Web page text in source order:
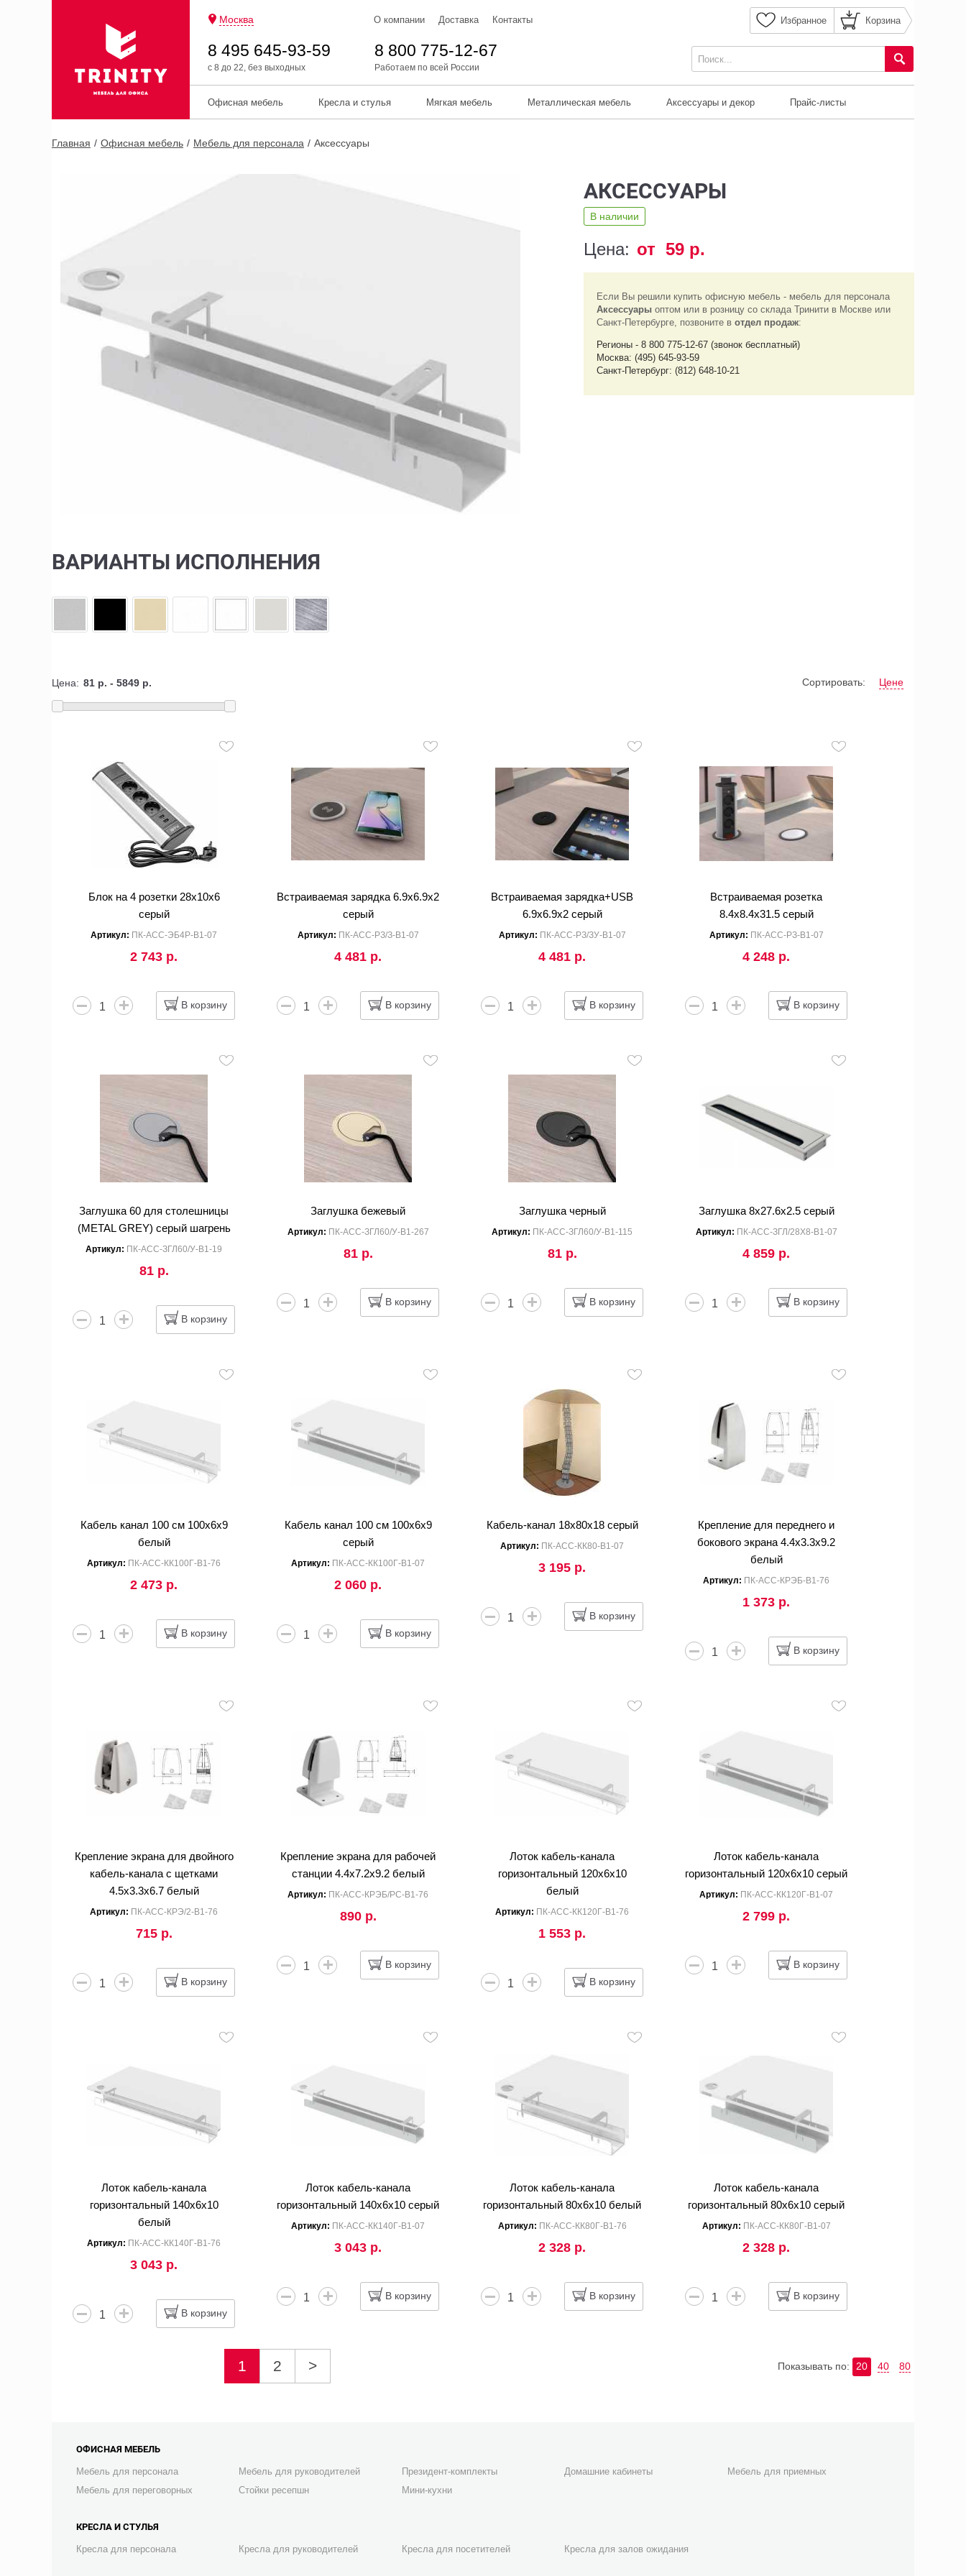
Москва О компании Доставка Контакты Избранное Корзина
8 495 645-93-59
с 8 до 22, без выходных
8 800 775-12-67
Работаем по всей России
Офисная мебель Кресла и стулья Мягкая мебель Металлическая мебель Аксессуары и декор Прайс-листы
Главная Офисная мебель Мебель для персонала Аксессуары
АКСЕССУАРЫ
В наличии
Цена: от 59 р.
Если Вы решили купить офисную мебель - мебель для персонала
Аксессуары оптом или в розницу со склада Тринити в Москве или
Санкт-Петербурге, позвоните в отдел продаж:
Регионы - 8 800 775-12-67 (звонок бесплатный)
Москва: (495) 645-93-59
Санкт-Петербург: (812) 648-10-21
ВАРИАНТЫ ИСПОЛНЕНИЯ
Цена: Сортировать: Цене
Блок на 4 розетки 28x10x6
серый
Артикул: ПК-АСС-ЭБ4Р-В1-07
2 743 р.
В корзину
Встраиваемая зарядка 6.9x6.9x2
серый
Артикул: ПК-АСС-РЗ/З-В1-07
4 481 р.
В корзину
Встраиваемая зарядка+USB
6.9x6.9x2 серый
Артикул: ПК-АСС-РЗ/ЗУ-В1-07
4 481 р.
В корзину
Встраиваемая розетка
8.4x8.4x31.5 серый
Артикул: ПК-АСС-РЗ-В1-07
4 248 р.
В корзину
Заглушка 60 для столешницы
(METAL GREY) серый шагрень
Артикул: ПК-АСС-ЗГЛ60/У-В1-19
81 р.
В корзину
Заглушка бежевый
Артикул: ПК-АСС-ЗГЛ60/У-В1-267
81 р.
В корзину
Заглушка черный
Артикул: ПК-АСС-ЗГЛ60/У-В1-115
81 р.
В корзину
Заглушка 8x27.6x2.5 серый
Артикул: ПК-АСС-ЗГЛ/28Х8-В1-07
4 859 р.
В корзину
Кабель канал 100 см 100x6x9
белый
Артикул: ПК-АСС-КК100Г-В1-76
2 473 р.
В корзину
Кабель канал 100 см 100x6x9
серый
Артикул: ПК-АСС-КК100Г-В1-07
2 060 р.
В корзину
Кабель-канал 18x80x18 серый
Артикул: ПК-АСС-КК80-В1-07
3 195 р.
В корзину
Крепление для переднего и
бокового экрана 4.4x3.3x9.2
белый
Артикул: ПК-АСС-КРЭБ-В1-76
1 373 р.
В корзину
Крепление экрана для двойного
кабель-канала с щетками
4.5x3.3x6.7 белый
Артикул: ПК-АСС-КРЭ/2-В1-76
715 р.
В корзину
Крепление экрана для рабочей
станции 4.4x7.2x9.2 белый
Артикул: ПК-АСС-КРЭБ/РС-В1-76
890 р.
В корзину
Лоток кабель-канала
горизонтальный 120x6x10
белый
Артикул: ПК-АСС-КК120Г-В1-76
1 553 р.
В корзину
Лоток кабель-канала
горизонтальный 120x6x10 серый
Артикул: ПК-АСС-КК120Г-В1-07
2 799 р.
В корзину
Лоток кабель-канала
горизонтальный 140x6x10
белый
Артикул: ПК-АСС-КК140Г-В1-76
3 043 р.
В корзину
Лоток кабель-канала
горизонтальный 140x6x10 серый
Артикул: ПК-АСС-КК140Г-В1-07
3 043 р.
В корзину
Лоток кабель-канала
горизонтальный 80x6x10 белый
Артикул: ПК-АСС-КК80Г-В1-76
2 328 р.
В корзину
Лоток кабель-канала
горизонтальный 80x6x10 серый
Артикул: ПК-АСС-КК80Г-В1-07
2 328 р.
В корзину
1 2 > Показывать по: 20 40 80
ОФИСНАЯ МЕБЕЛЬ
Мебель для персонала Мебель для руководителей Президент-комплекты Домашние кабинеты
Мебель для приемных
Мебель для переговорных
Стойки ресепшн Мини-кухни
КРЕСЛА И СТУЛЬЯ
Кресла для персонала Кресла для руководителей Кресла для посетителей Кресла для залов ожидания